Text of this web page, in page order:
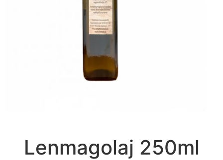
Lenmagolaj 250ml